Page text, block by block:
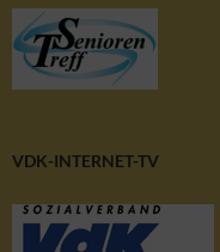
VDK-INTERNET-TV